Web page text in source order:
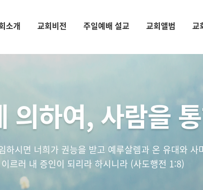
소개 교회비전 주일예배 설교 교회앨범 교
의하여, 사람을
하시면 너희가 권능을 받고 예루살렘과 온 유대와 사
이르러 내 증인이 되리라 하시니라 (사도행전 1:8)